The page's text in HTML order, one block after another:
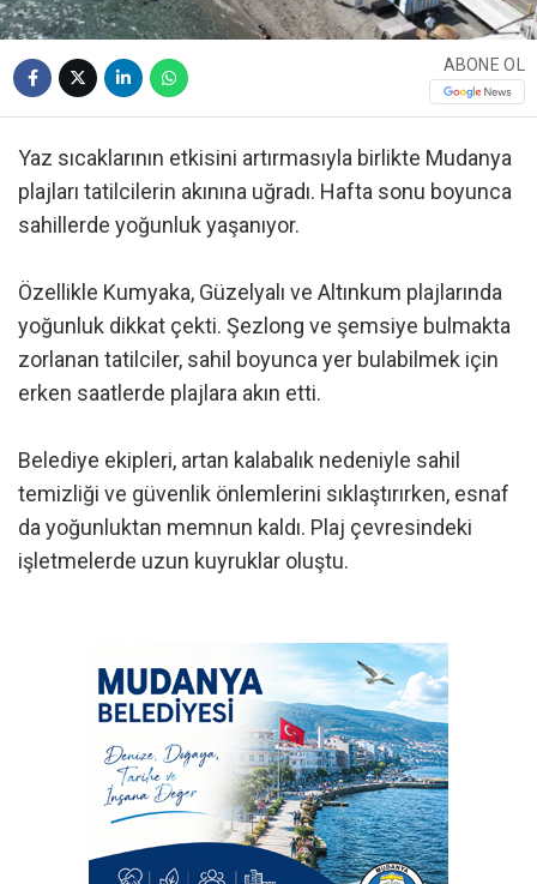
ABONE OL
Yaz sıcaklarının etkisini artırmasıyla birlikte Mudanya
plajları tatilcilerin akınına uğradı. Hafta sonu boyunca
sahillerde yoğunluk yaşanıyor.
Özellikle Kumyaka, Güzelyalı ve Altınkum plajlarında
yoğunluk dikkat çekti. Şezlong ve şemsiye bulmakta
zorlanan tatilciler, sahil boyunca yer bulabilmek için
erken saatlerde plajlara akın etti.
Belediye ekipleri, artan kalabalık nedeniyle sahil
temizliği ve güvenlik önlemlerini sıklaştırırken, esnaf
da yoğunluktan memnun kaldı. Plaj çevresindeki
işletmelerde uzun kuyruklar oluştu.